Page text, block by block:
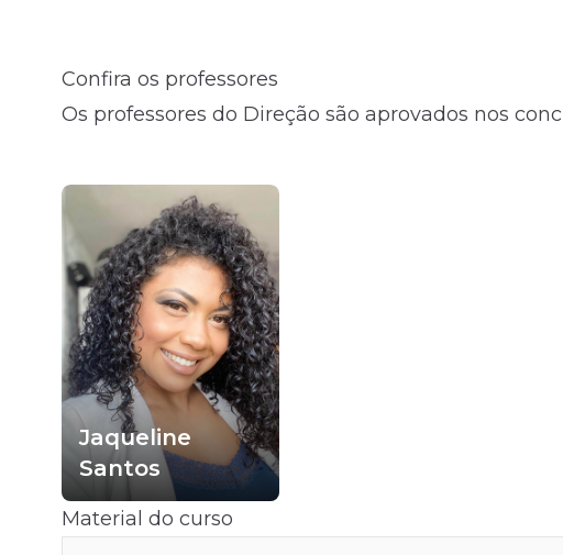
Confira os professores
Os professores do Direção são aprovados nos
Jaqueline
Santos
Material do curso